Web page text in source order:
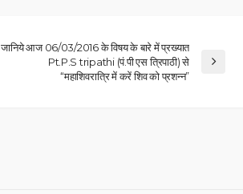
जानिये आज 06/03/2016 के विषय के बारे में प्रख्यात
Pt.P.S tripathi (पं.पी एस त्रिपाठी) से
“महाशिवरात्रि में करें शिव को प्रशन्न”